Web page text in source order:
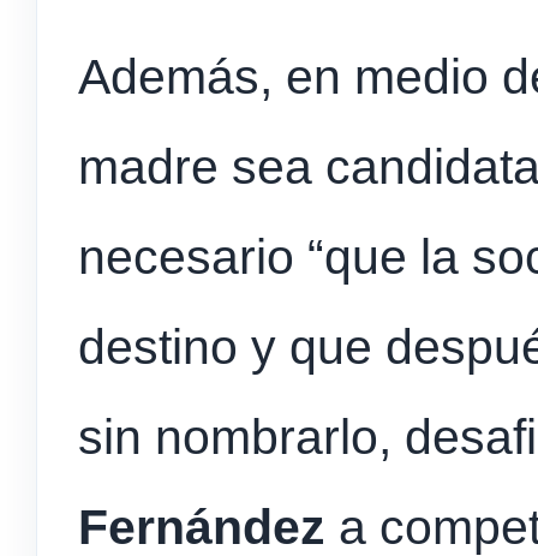
Además, en medio
madre sea
necesario “que la
destino y que
sin nombrarlo,
Fernández a